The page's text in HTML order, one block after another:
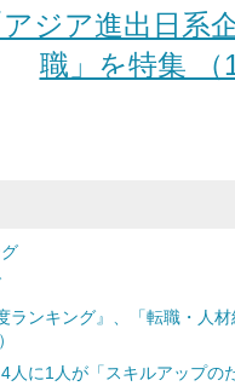
ジア進出日系
職」を特集 （
ランキング』、「転職・人
人に1人が「スキルアップの